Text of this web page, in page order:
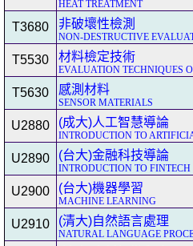
HEAT TREATMENT
T3680 非破壞性檢測
NON-DESTRUCTIVE
T5530 材料檢定技術
EVALUATION TECHNIQUES
T5630 感測材料
SENSOR MATERIALS
U2880 (成大)人工智慧導論
INTRODUCTION TO
U2890 (台大)金融科技導論
INTRODUCTION TO FINTECH
U2900 (台大)機器學習
MACHINE LEARNING
U2910 (清大)自然語言處理
NATURAL LANGUAGE